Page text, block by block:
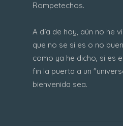
Rompetechos.
A día de hoy, aún no he
que no se si es o no
como ya he dicho, si es
fin la puerta a un
bienvenida sea.